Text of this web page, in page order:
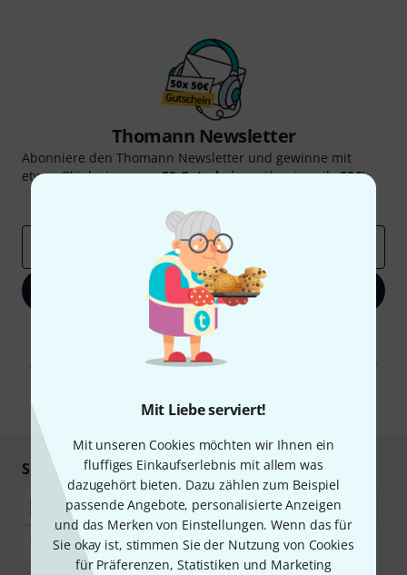
Mit Liebe serviert!
Mit unseren Cookies möchten wir Ihnen ein
fluffiges Einkaufserlebnis mit allem was
dazugehört bieten. Dazu zählen zum Beispiel
passende Angebote, personalisierte Anzeigen
und das Merken von Einstellungen. Wenn das für
Sie okay ist, stimmen Sie der Nutzung von Cookies
für Präferenzen, Statistiken und Marketing
Thomann Newsletter
Abonniere den Thomann Newsletter und gewinne mit
etwas Glück einen von50 Gutscheinenüber jeweils50€!
Jetzt anmelden
Mit Klick auf „Jetzt anmelden“ stimmen Sie dem Erhalt von E-Mail-
Werbung und einer Messung des E-Mail-Nutzungsverhaltens zu. Die
Abmeldung ist jederzeit möglich. Weitere Informationen finden Sie in
* Pflichtfeld
Sicher einkaufen & bezahlen